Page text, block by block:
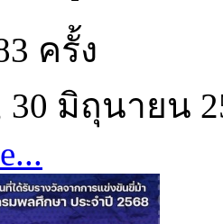
ครั้ง
มิถุนายน